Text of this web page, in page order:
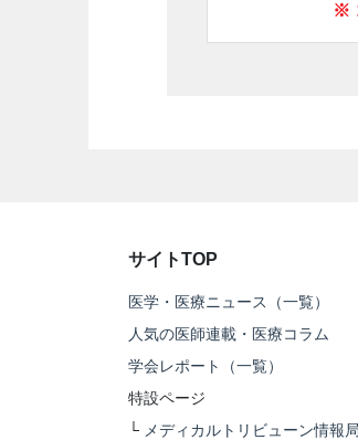
※
サイトTOP
医学・医療ニュース（一覧）
人気の医師連載・医療コラム
学会レポート（一覧）
特設ページ
└ メディカルトリビューン情報局